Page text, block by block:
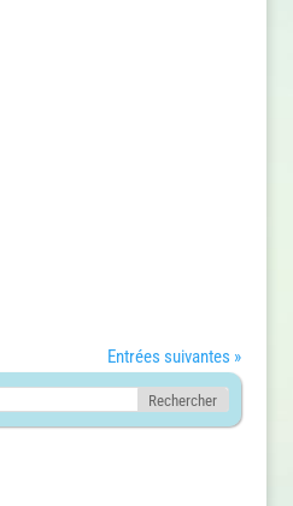
Entrées suivantes »